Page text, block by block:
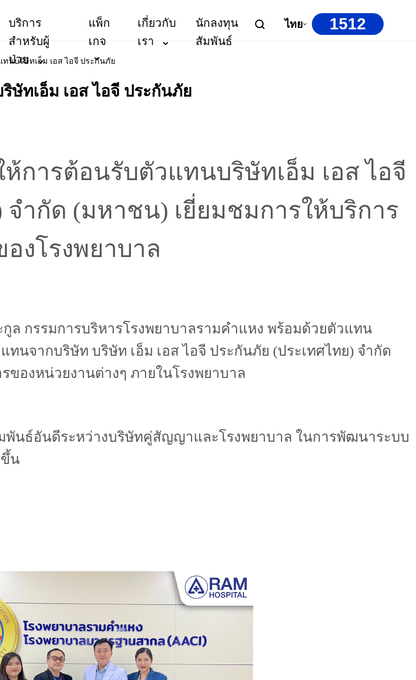
บริการ
สำหรับผู้
ป่วย
แพ็ก
เกจ
เกี่ยวกับ
เรา
นักลงทุน
สัมพันธ์
ไทย 1512
นบริษัทเอ็ม เอส ไอจี ประกันภัย
ทเอ็ม เอส ไอจี ประกันภัย
การต้อนรับตัวแทนบริษัทเอ็ม เอส ไอจี
จำกัด (มหาชน) เยี่ยมชมการให้บริการ
องโรงพยาบาล
ล กรรมการบริหารโรงพยาบาลรามคำแหง พร้อมด้วยตัวแทน
นจากบริษัท บริษัท เอ็ม เอส ไอจี ประกันภัย (ประเทศไทย) จำกัด
ของหน่วยงานต่างๆ ภายในโรงพยาบาล
พันธ์อันดีระหว่างบริษัทคู่สัญญาและโรงพยาบาล ในการพัฒนาระบบ
น